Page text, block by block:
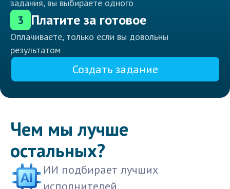
задания, вы выбираете одного
3 Платите за готовое
Оплачиваете, только если вы довольны
результатом
Создать задание
Чем мы лучше
остальных?
ИИ подбирает лучших
исполнителей